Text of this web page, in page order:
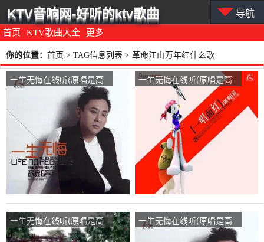
首页 KTV歌曲大全 更多
KTV音响网-好听的ktv歌曲 导航
你的位置： 首页 > TAG信息列表 > 革命江山万年红什么歌
一生无悔在线听(原唱是高
安/杭娇)，湖南湘西演唱点
一生无悔在线听(原唱是高
安/杭娇)，开心的人演唱点
播:72次
一生无悔在线听(原唱是高
安/杭娇)，不见不散演唱点
一生无悔在线听(原唱是高
安/杭娇)，兰兰演唱点播:23